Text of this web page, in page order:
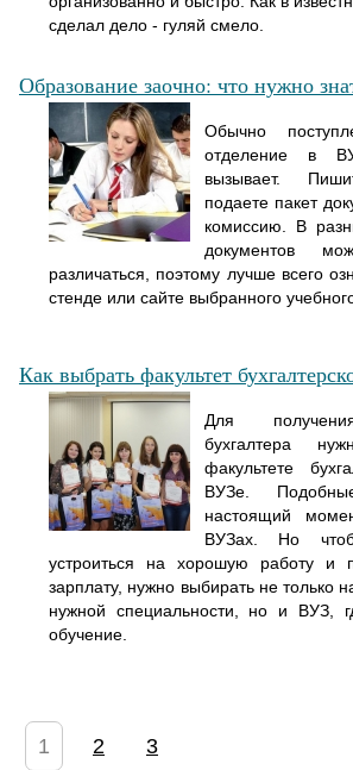
сделал дело - гуляй смело.
Образование заочно: что нужно
Обычно
отделение в
вызывает.
подаете пакет
комиссию. В
документов
различаться, поэтому лучше всего
стенде или сайте выбранного
Как выбрать факультет
Для
бухгалтера
факультете
ВУЗе.
настоящий
ВУЗах. Но
устроиться на хорошую работу и
зарплату, нужно выбирать не только
нужной специальности, но и ВУЗ,
обучение.
1 2 3